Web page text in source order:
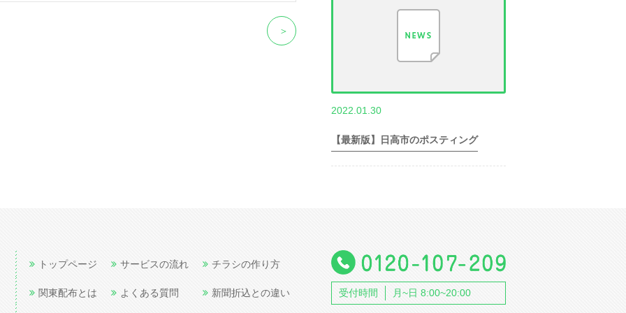
＞
2022.01.30
【最新版】日高市のポスティング
トップページ
関東配布とは
サービスの流れ
よくある質問
チラシの作り方
新聞折込との違い 受付時間 月~日 8:00~20:00